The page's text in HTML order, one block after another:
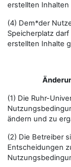
erstellten Inhalten
(4) Dem*der
Speicherplatz
erstellten Inhalte
(1) Die Ruhr-
ändern und zu
(2) Die Betreiber
Entscheidungen